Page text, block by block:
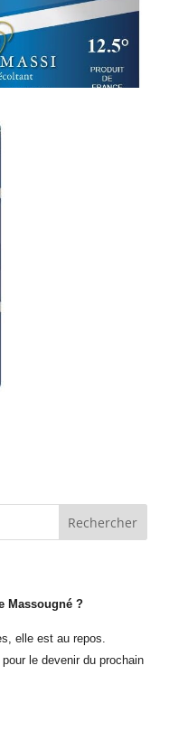
Massougné ?
elle est au repos.
le devenir du prochain